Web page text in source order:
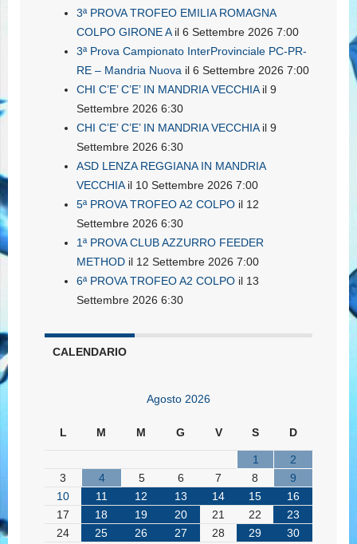
3ª PROVA TROFEO EMILIA ROMAGNA
COLPO GIRONE Ail 6 Settembre 2026 7:00
3ª Prova Campionato InterProvinciale PC-PR-
RE – Mandria Nuova il 6 Settembre 2026 7:00
CHI C’E’ C’E’ IN MANDRIA VECCHIAil 9
Settembre 2026 6:30
CHI C’E’ C’E’ IN MANDRIA VECCHIAil 9
Settembre 2026 6:30
ASD LENZA REGGIANA IN MANDRIA
VECCHIAil 10 Settembre 2026 7:00
5ª PROVA TROFEO A2 COLPO il 12
Settembre 2026 6:30
1ª PROVA CLUB AZZURRO FEEDER
METHOD il 12 Settembre 2026 7:00
6ª PROVA TROFEO A2 COLPO il 13
Settembre 2026 6:30
CALENDARIO
Agosto 2026
L M M G V S D
1
2
3
4 5 6 7 8
9
10
11 12 13 14 15
16
17
18 19 20 21 22
23
24
25 26 27 28 29
30